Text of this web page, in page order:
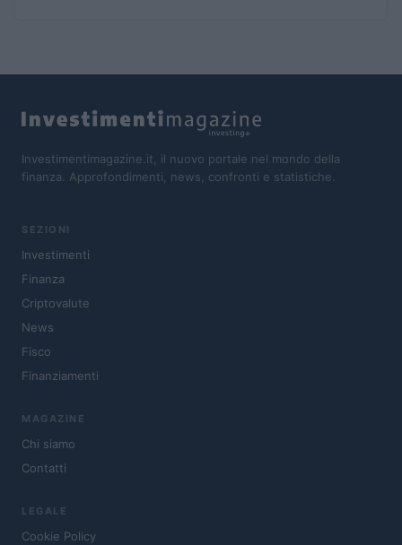
Investimentimagazine.it, il nuovo portale nel mondo della
finanza. Approfondimenti, news, confronti e statistiche.
SEZIONI
Investimenti
Finanza
Criptovalute
News
Fisco
Finanziamenti
MAGAZINE
Chi siamo
Contatti
LEGALE
Cookie Policy